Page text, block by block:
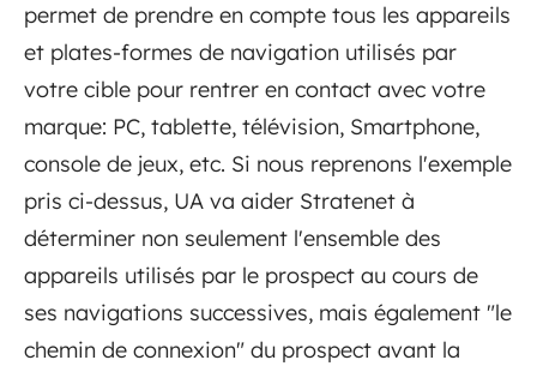
permet de prendre en compte tous les appareils
et plates-formes de navigation utilisés par
votre cible pour rentrer en contact avec votre
marque: PC, tablette, télévision, Smartphone,
console de jeux, etc. Si nous reprenons l'exemple
pris ci-dessus, UA va aider Stratenet à
déterminer non seulement l'ensemble des
appareils utilisés par le prospect au cours de
ses navigations successives, mais également "le
chemin de connexion" du prospect avant la